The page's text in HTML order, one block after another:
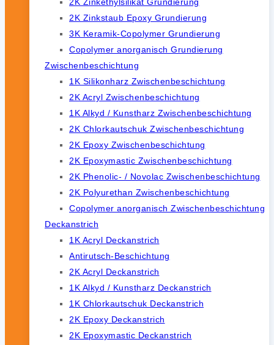
2K Zinkstaub Epoxy Grundierung
3K Keramik-Copolymer Grundierung
Copolymer anorganisch Grundierung
Zwischenbeschichtung
1K Silikonharz Zwischenbeschichtung
2K Acryl Zwischenbeschichtung
1K Alkyd / Kunstharz Zwischenbeschichtung
2K Chlorkautschuk Zwischenbeschichtung
2K Epoxy Zwischenbeschichtung
2K Epoxymastic Zwischenbeschichtung
2K Phenolic- / Novolac Zwischenbeschichtung
2K Polyurethan Zwischenbeschichtung
Copolymer anorganisch Zwischenbeschichtung
Deckanstrich
1K Acryl Deckanstrich
Antirutsch-Beschichtung
2K Acryl Deckanstrich
1K Alkyd / Kunstharz Deckanstrich
1K Chlorkautschuk Deckanstrich
2K Epoxy Deckanstrich
2K Epoxymastic Deckanstrich